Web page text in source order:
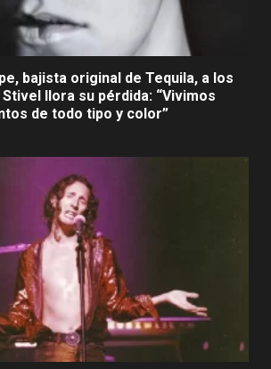
bajista original de Tequila, a los
llora su pérdida: “Vivimos
de todo tipo y color”